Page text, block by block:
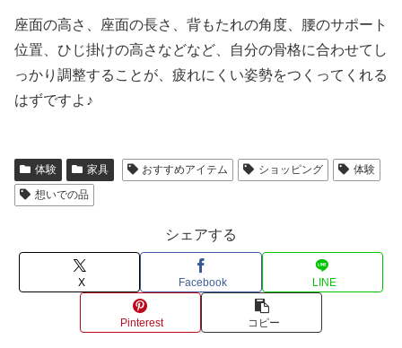
座面の高さ、座面の長さ、背もたれの角度、腰のサポート
位置、ひじ掛けの高さなどなど、自分の骨格に合わせてし
っかり調整することが、疲れにくい姿勢をつくってくれる
はずですよ♪
体験 家具 おすすめアイテム ショッピング
体験
想いでの品
シェアする
X Facebook LINE
Pinterest コピー